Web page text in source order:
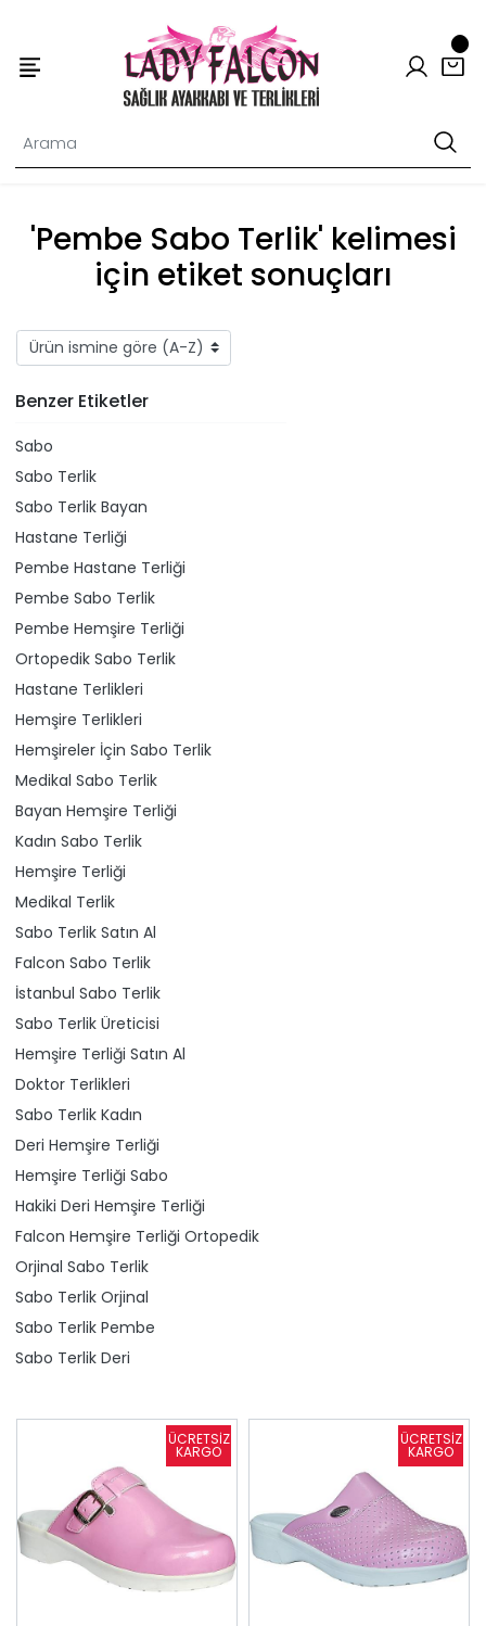
'Pembe Sabo Terlik' kelimesi
için etiket sonuçları
Benzer Etiketler
Sabo
Sabo Terlik
Sabo Terlik Bayan
Hastane Terliği
Pembe Hastane Terliği
Pembe Sabo Terlik
Pembe Hemşire Terliği
Ortopedik Sabo Terlik
Hastane Terlikleri
Hemşire Terlikleri
Hemşireler İçin Sabo Terlik
Medikal Sabo Terlik
Bayan Hemşire Terliği
Kadın Sabo Terlik
Hemşire Terliği
Medikal Terlik
Sabo Terlik Satın Al
Falcon Sabo Terlik
İstanbul Sabo Terlik
Sabo Terlik Üreticisi
Hemşire Terliği Satın Al
Doktor Terlikleri
Sabo Terlik Kadın
Deri Hemşire Terliği
Hemşire Terliği Sabo
Hakiki Deri Hemşire Terliği
Falcon Hemşire Terliği Ortopedik
Orjinal Sabo Terlik
Sabo Terlik Orjinal
Sabo Terlik Pembe
Sabo Terlik Deri